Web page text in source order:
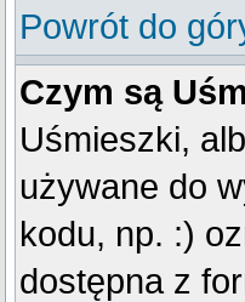
Powrót do
Czym są
Uśmieszki,
używane do
kodu, np. :)
dostępna z